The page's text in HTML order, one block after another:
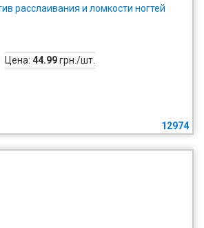
расслаивания и ломкости ногтей
Цена: 44.99грн./шт.
12974